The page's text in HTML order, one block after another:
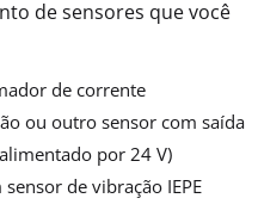
de sensores que você
de corrente
ou outro sensor com saída
por 24 V)
de vibração IEPE